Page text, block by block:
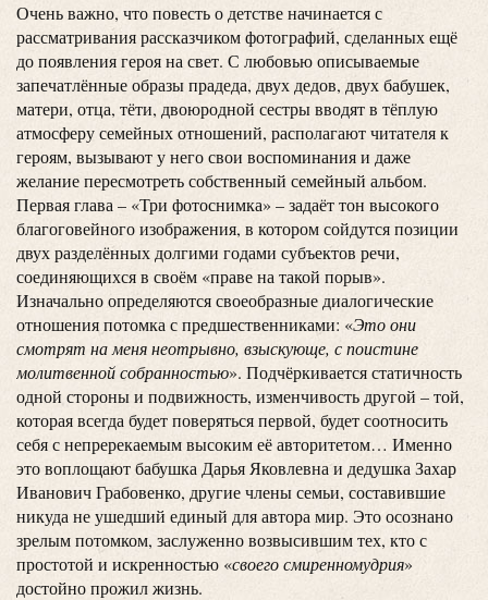
Очень важно, что повесть о детстве начинается с
рассматривания рассказчиком фотографий, сделанных ещё
до появления героя на свет. С любовью описываемые
запечатлённые образы прадеда, двух дедов, двух бабушек,
матери, отца, тёти, двоюродной сестры вводят в тёплую
атмосферу семейных отношений, располагают читателя к
героям, вызывают у него свои воспоминания и даже
желание пересмотреть собственный семейный альбом.
Первая глава – «Три фотоснимка» – задаёт тон высокого
благоговейного изображения, в котором сойдутся позиции
двух разделённых долгими годами субъектов речи,
соединяющихся в своём «праве на такой порыв».
Изначально определяются своеобразные диалогические
отношения потомка с предшественниками: «Это они
смотрят на меня неотрывно, взыскующе, с поистине
молитвенной собранностью». Подчёркивается статичность
одной стороны и подвижность, изменчивость другой – той,
которая всегда будет поверяться первой, будет соотносить
себя с непререкаемым высоким её авторитетом… Именно
это воплощают бабушка Дарья Яковлевна и дедушка Захар
Иванович Грабовенко, другие члены семьи, составившие
никуда не ушедший единый для автора мир. Это осознано
зрелым потомком, заслуженно возвысившим тех, кто с
простотой и искренностью «своего смиренномудрия»
достойно прожил жизнь.